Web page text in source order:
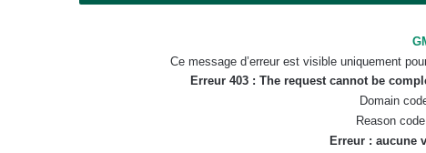
Ce message d’erreur est visible uniquement
Erreur 403 : The request cannot be
Domain
Reason
Erreur : aucune